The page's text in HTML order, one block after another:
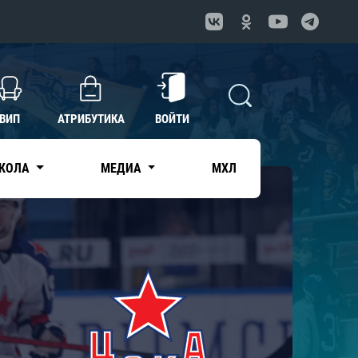
ВИП АТРИБУТИКА ВОЙТИ
МЕДИА МХЛ